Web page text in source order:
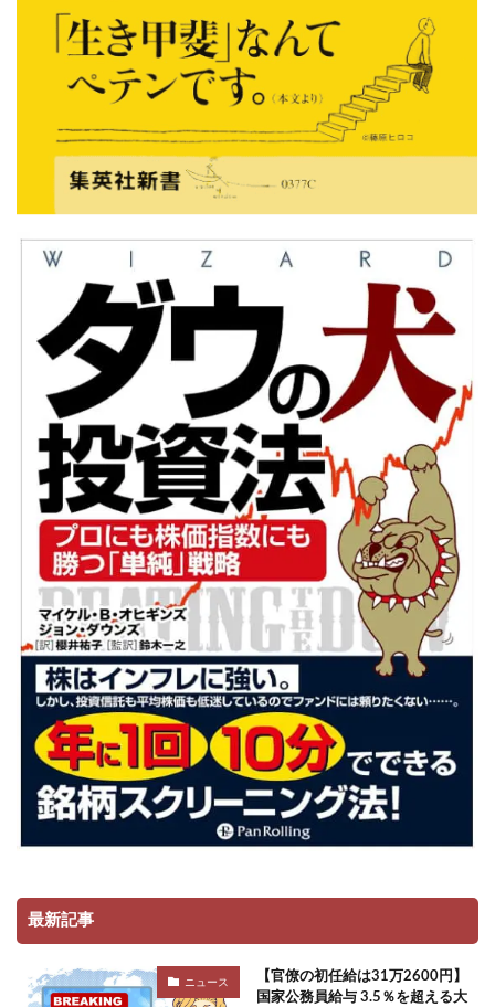
最新記事
ニュース
【官僚の初任給は31万2600円】
国家公務員給与 3.5％を超える大